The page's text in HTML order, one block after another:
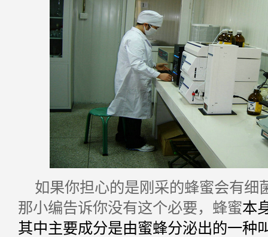
如果你担心的是刚采的蜂蜜会有细
那小编告诉你没有这个必要，蜂蜜本
其中主要成分是由蜜蜂分泌出的一种